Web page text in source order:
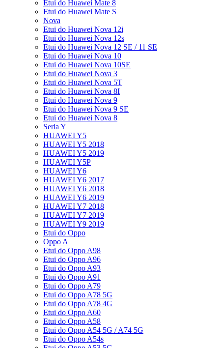
Etui do Huawei Mate 8
Etui do Huawei Mate S
Nova
Etui do Huawei Nova 12i
Etui do Huawei Nova 12s
Etui do Huawei Nova 12 SE / 11 SE
Etui do Huawei Nova 10
Etui do Huawei Nova 10SE
Etui do Huawei Nova 3
Etui do Huawei Nova 5T
Etui do Huawei Nova 8I
Etui do Huawei Nova 9
Etui do Huawei Nova 9 SE
Etui do Huawei Nova 8
Seria Y
HUAWEI Y5
HUAWEI Y5 2018
HUAWEI Y5 2019
HUAWEI Y5P
HUAWEI Y6
HUAWEI Y6 2017
HUAWEI Y6 2018
HUAWEI Y6 2019
HUAWEI Y7 2018
HUAWEI Y7 2019
HUAWEI Y9 2019
Etui do Oppo
Oppo A
Etui do Oppo A98
Etui do Oppo A96
Etui do Oppo A93
Etui do Oppo A91
Etui do Oppo A79
Etui do Oppo A78 5G
Etui do Oppo A78 4G
Etui do Oppo A60
Etui do Oppo A58
Etui do Oppo A54 5G / A74 5G
Etui do Oppo A54s